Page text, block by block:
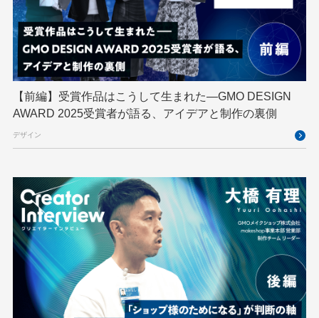
GMO DESIGN AWARD GMO Developers Day
GMO Developers Night GMO Flatt Security
GMO GPUクラウド GMO Hacking Night
GMO kitaQ GMO SONIC GMOアドパートナーズ
GMOアドマーケティング GMOインターネット
GMOコネクト GMOサイバーセキュリティ byイエラエ
GMOデジキッズ GMOブランドセキュリティ
GMOペイメントゲートウェイ GMOペパボ
GMOメイクショップ GMOメディア GMOロボッツ
GMO大会議 GMO天秤AI Go GPUクラウド
【前編】受賞作品はこうして生まれた—GMO DESIGN
AWARD 2025受賞者が語る、アイデアと制作の裏側
デザイン